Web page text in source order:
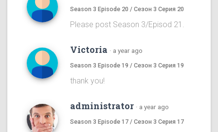
Season 3 Episode 20 / Сезон 3 Серия 20
Please post Season 3/Episod 21.
Victoria · a year ago
Season 3 Episode 19 / Сезон 3 Серия 19
thank you!
administrator · a year ago
Season 3 Episode 17 / Сезон 3 Серия 17